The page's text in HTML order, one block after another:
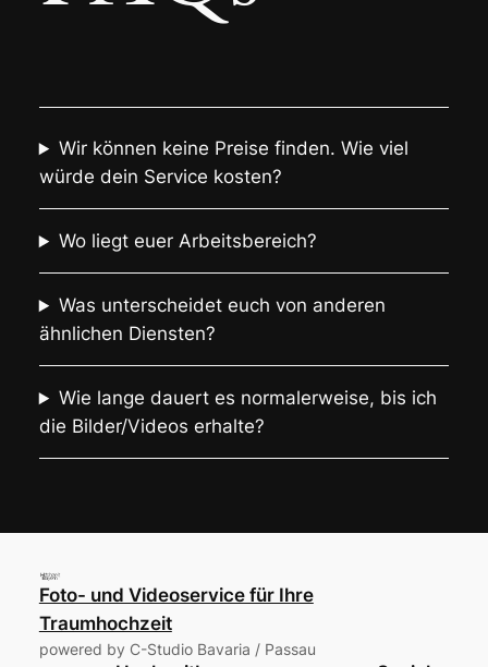
Wir können keine Preise finden. Wie viel
würde dein Service kosten?
Wo liegt euer Arbeitsbereich?
Was unterscheidet euch von anderen
ähnlichen Diensten?
Wie lange dauert es normalerweise, bis ich
die Bilder/Videos erhalte?
Foto- und Videoservice für Ihre
Traumhochzeit
powered by C-Studio Bavaria / Passau